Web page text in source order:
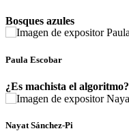
Bosques azules
Paula Escobar
¿Es machista el algoritmo?
Nayat Sánchez-Pi